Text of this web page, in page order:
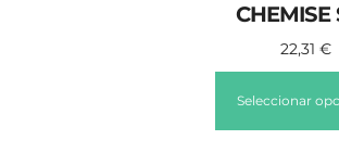
CHEMISE
22,31€
Seleccionar